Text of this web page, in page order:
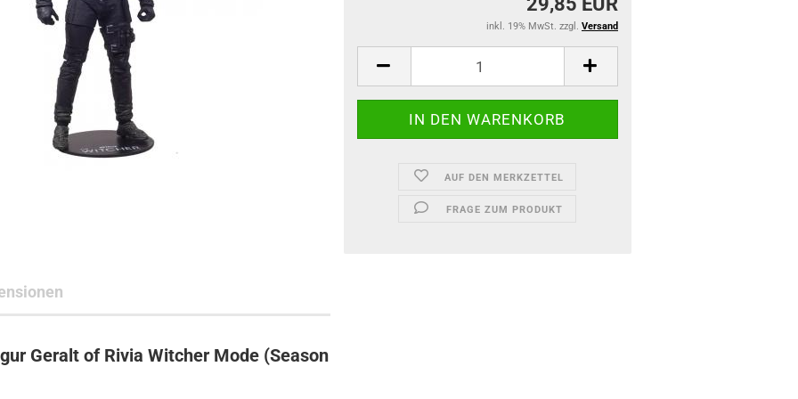
Toys
Subjects
Hersteller
inkl. 19% MwSt. zzgl. Versand
AUF DEN MERKZETTEL
FRAGE ZUM PRODUKT
Geralt of Rivia Witcher Mode (Season